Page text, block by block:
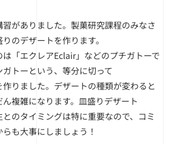
がありました。製菓研究課程のみなさ
のデザートを作ります。
「エクレアEclair」などのプチガトーで
トーという、等分に切って
りました。デザートの種類が変わると
複雑になります。皿盛りデザート
のタイミングは特に重要なので、コミ
も大事にしましょう！